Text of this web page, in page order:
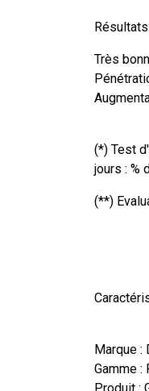
Résultats
Très
(*) Test
jours : %
(**)
Marque :
Gamme :